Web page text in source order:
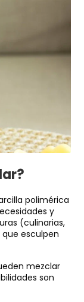
polimérica
y
(culinarias,
esculpen
mezclar
son